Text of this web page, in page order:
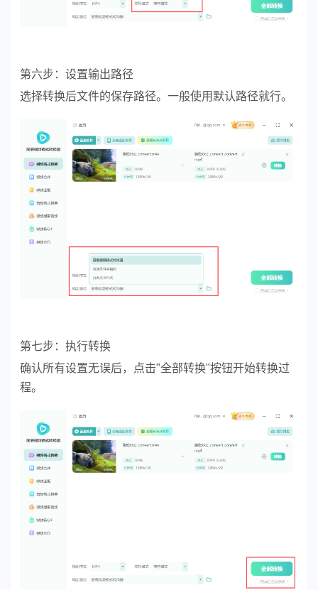
第六步：设置输出路径
选择转换后文件的保存路径。一般使用默认路径就行。
第七步：执行转换
确认所有设置无误后，点击"全部转换"按钮开始转换过
程。